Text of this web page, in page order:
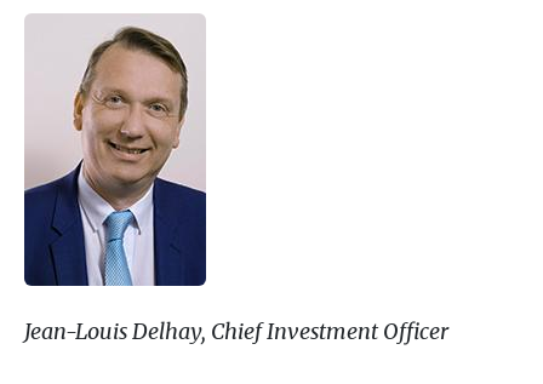
Jean-Louis Delhay, Chief Investment Officer